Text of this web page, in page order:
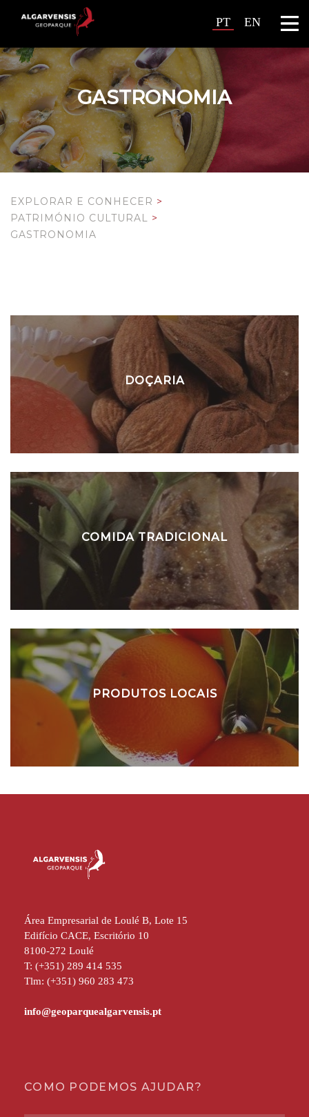
PT EN
GASTRONOMIA
EXPLORAR E CONHECER >
PATRIMÓNIO CULTURAL >
GASTRONOMIA
DOÇARIA
COMIDA TRADICIONAL
PRODUTOS LOCAIS
Área Empresarial de Loulé B, Lote 15
Edifício CACE, Escritório 10
8100-272 Loulé
T: (+351) 289 414 535
Tlm: (+351) 960 283 473
COMO PODEMOS AJUDAR?